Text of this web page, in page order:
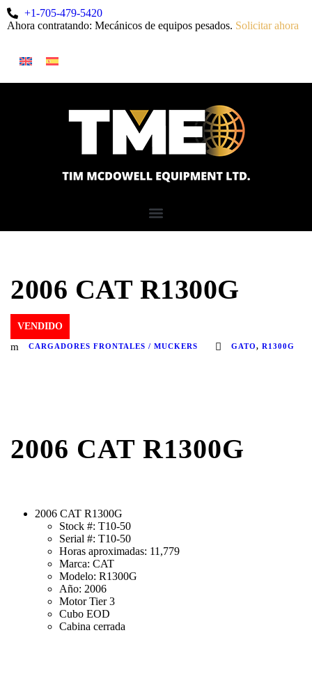
+1-705-479-5420
Ahora contratando: Mecánicos de equipos pesados. Solicitar ahora
2006 CAT R1300G
VENDIDO
CARGADORES FRONTALES / MUCKERS GATO, R1300G
2006 CAT R1300G
2006 CAT R1300G
Stock #: T10-50
Serial #: T10-50
Horas aproximadas: 11,779
Marca: CAT
Modelo: R1300G
Año: 2006
Motor Tier 3
Cubo EOD
Cabina cerrada